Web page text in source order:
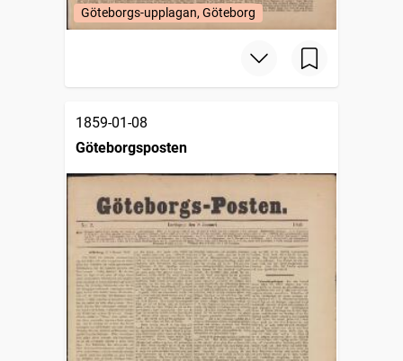
Göteborgs-upplagan, Göteborg
1859-01-08
Göteborgsposten